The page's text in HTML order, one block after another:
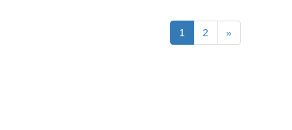
1 2 »